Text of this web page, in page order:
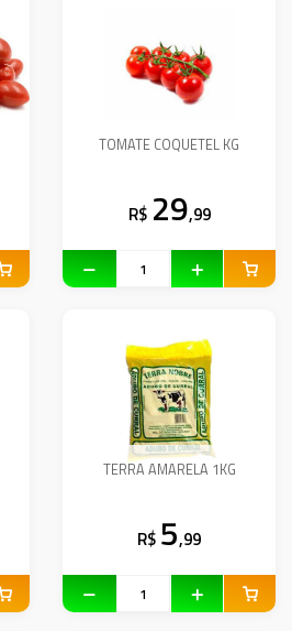
TOMATE COQUETEL KG
R$ 29,99
TERRA AMARELA 1KG
R$ 5,99